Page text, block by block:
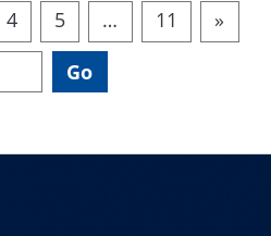
4 5 … 11 »